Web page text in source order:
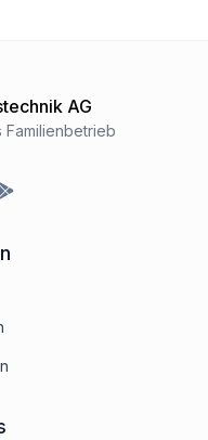
AG
Familienbetrieb
Play Store